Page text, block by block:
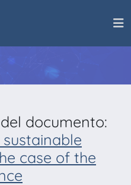
documento:
case of the